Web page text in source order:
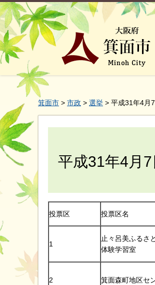
箕面市 > 市政 > 選挙 > 平成31年4月
平成31年4月7
投票区 投票区名
1
止々呂美ふるさ
体験学習室
2 箕面森町地区セ